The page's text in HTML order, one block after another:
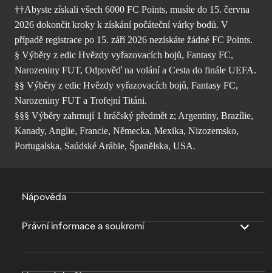
††Abyste získali všech 6000 FC Points, musíte do 15. června
2026 dokončit kroky k získání počáteční várky bodů. V
případě registrace po 15. září 2026 nezískáte žádné FC Points.
§ Výběry z edic Hvězdy vyřazovacích bojů, Fantasy FC,
Narozeniny FUT, Odpověď na volání a Cesta do finále UEFA.
§§ Výběry z edic Hvězdy vyřazovacích bojů, Fantasy FC,
Narozeniny FUT a Trofejní Titáni.
§§§ Výběry zahrnují 1 hráčský předmět z; Argentiny, Brazílie,
Kanady, Anglie, Francie, Německa, Mexika, Nizozemsko,
Portugalska, Saúdské Arábie, Španělska, USA.
Nápověda
Právní informace a soukromí